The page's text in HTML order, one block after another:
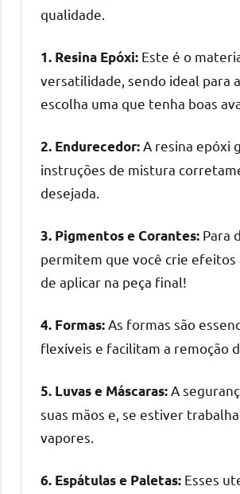
qualidade.
1. Resina Epóxi: Este é o
versatilidade, sendo ideal para
escolha uma que tenha boas
2. Endurecedor:A resina epóxi
instruções de mistura
desejada.
3. Pigmentos e Corantes: Para
permitem que você crie efeitos
de aplicar na peça final!
4. Formas:As formas são
flexíveis e facilitam a remoção
5. Luvas e Máscaras:A
suas mãos e, se estiver
vapores.
6. Espátulas e Paletas: Esses